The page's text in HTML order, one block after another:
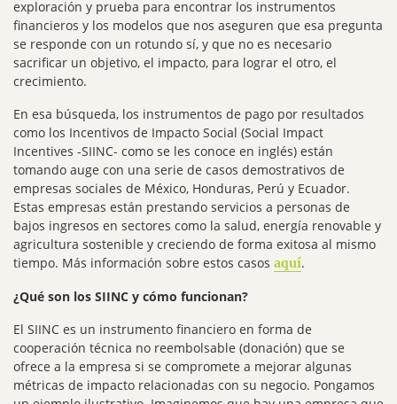
exploración y prueba para encontrar los instrumentos
financieros y los modelos que nos aseguren que esa pregunta
se responde con un rotundo sí, y que no es necesario
sacrificar un objetivo, el impacto, para lograr el otro, el
crecimiento.
En esa búsqueda, los instrumentos de pago por resultados
como los Incentivos de Impacto Social (Social Impact
Incentives -SIINC- como se les conoce en inglés) están
tomando auge con una serie de casos demostrativos de
empresas sociales de México, Honduras, Perú y Ecuador.
Estas empresas están prestando servicios a personas de
bajos ingresos en sectores como la salud, energía renovable y
agricultura sostenible y creciendo de forma exitosa al mismo
tiempo. Más información sobre estos casos aquí.
¿Qué son los SIINC y cómo funcionan?
El SIINC es un instrumento financiero en forma de
cooperación técnica no reembolsable (donación) que se
ofrece a la empresa si se compromete a mejorar algunas
métricas de impacto relacionadas con su negocio. Pongamos